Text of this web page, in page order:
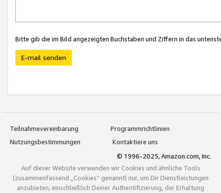
Bitte gib die im Bild angezeigten Buchstaben und Ziffern in das
E-mail senden
Teilnahmevereinbarung
Programmrichtlinien
Nutzungsbestimmungen
Kontaktiere uns
© 1996-2025, Amazon.com, Inc.
Auf dieser Website verwenden wir Cookies und ähnliche Tools
(zusammenfassend „Cookies“ genannt) nur, um Dir Dienstleistungen
anzubieten, einschließlich Deiner Authentifizierung, der Erhaltung